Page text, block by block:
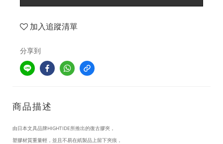
加入追蹤清單
分享到
商品描述
由日本文具品牌HIGHTIDE所推出的復古膠夾，
塑膠材質重量輕，並且不易在紙製品上留下夾痕，